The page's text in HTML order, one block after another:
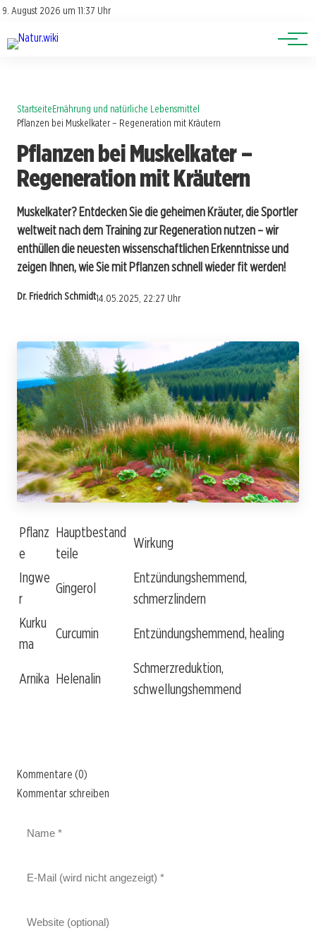
9. August 2026 um 11:37 Uhr
Account
Lexikon
Themen
StartseiteErnährung und natürliche Lebensmittel
Pflanzen bei Muskelkater – Regeneration mit Kräutern
Pflanzen bei Muskelkater –
Regeneration mit Kräutern
Muskelkater? Entdecken Sie die geheimen Kräuter, die Sportler
weltweit nach dem Training zur Regeneration nutzen – wir
enthüllen die neuesten wissenschaftlichen Erkenntnisse und
zeigen Ihnen, wie Sie mit Pflanzen schnell wieder fit werden!
Dr. Friedrich Schmidt14.05.2025, 22:27 Uhr
Pflanz
e
Hauptbestand
teile
Wirkung
Ingwe
r
Gingerol
Entzündungshemmend,
schmerzlindern
Kurku
ma
Curcumin Entzündungshemmend, healing
Arnika Helenalin
Schmerzreduktion,
schwellungshemmend
Kommentare (0)
Kommentar schreiben